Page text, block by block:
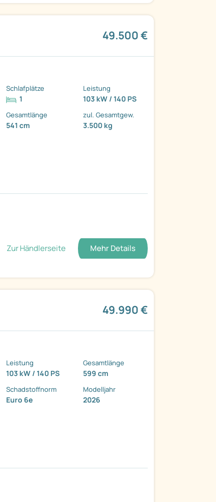
49.500 €
Schlafplätze
1
Leistung
103 kW / 140 PS
Gesamtlänge
541 cm
zul. Gesamtgew.
3.500 kg
Zur Händlerseite Mehr Details
49.990 €
Leistung
103 kW / 140 PS
Gesamtlänge
599 cm
Schadstoffnorm
Euro 6e
Modelljahr
2026